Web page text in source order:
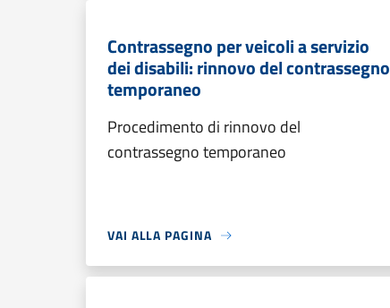
Contrassegno per veicoli a servizio
dei disabili: rinnovo del contrassegno
temporaneo
Procedimento di rinnovo del
contrassegno temporaneo
VAI ALLA PAGINA